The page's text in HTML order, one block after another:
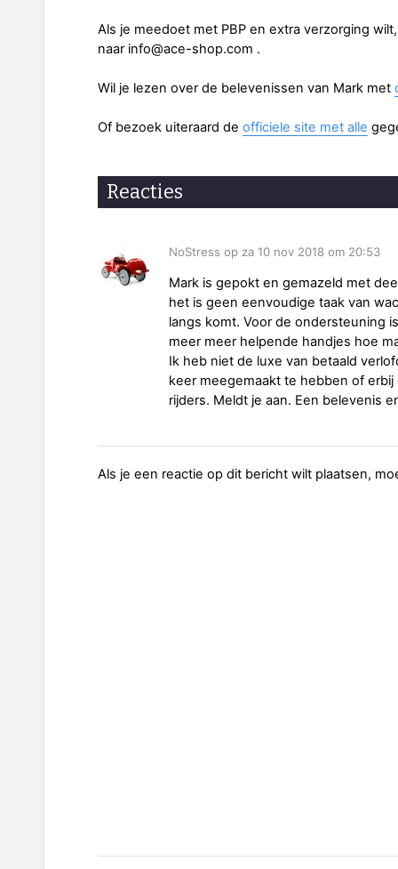
Als je meedoet met PBP en extra verzorging
naar info@ace-shop.com .
Wil je lezen over de belevenissen van Mark met
Of bezoek uiteraard de officiele site met alle
Reacties
NoStress op za 10 nov 2018 om 20:53
Mark is gepokt en gemazeld met
het is geen eenvoudige taak van
langs komt. Voor de ondersteuning
meer meer helpende handjes hoe
Ik heb niet de luxe van betaald
keer meegemaakt te hebben of
rijders. Meldt je aan. Een belevenis
Als je een reactie op dit bericht wilt plaatsen,